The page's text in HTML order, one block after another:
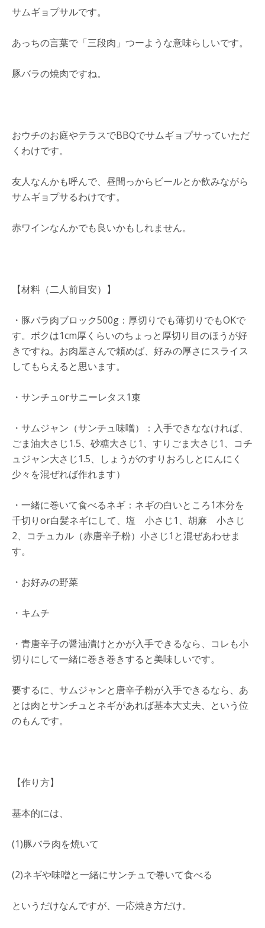
サムギョプサルです。
あっちの言葉で「三段肉」つーような意味らしいです。
豚バラの焼肉ですね。
おウチのお庭やテラスでBBQでサムギョプサっていただ
くわけです。
友人なんかも呼んで、昼間っからビールとか飲みながら
サムギョプサるわけです。
赤ワインなんかでも良いかもしれません。
【材料（二人前目安）】
・豚バラ肉ブロック500g：厚切りでも薄切りでもOKで
す。ボクは1cm厚くらいのちょっと厚切り目のほうが好
きですね。お肉屋さんで頼めば、好みの厚さにスライス
してもらえると思います。
・サンチュorサニーレタス1束
・サムジャン（サンチュ味噌）：入手できななければ、
ごま油大さじ1.5、砂糖大さじ1、すりごま大さじ1、コチ
ュジャン大さじ1.5、しょうがのすりおろしとにんにく
少々を混ぜれば作れます）
・一緒に巻いて食べるネギ：ネギの白いところ1本分を
千切りor白髪ネギにして、塩 小さじ1、胡麻 小さじ
2、コチュカル（赤唐辛子粉）小さじ1と混ぜあわせま
す。
・お好みの野菜
・キムチ
・青唐辛子の醤油漬けとかが入手できるなら、コレも小
切りにして一緒に巻き巻きすると美味しいです。
要するに、サムジャンと唐辛子粉が入手できるなら、あ
とは肉とサンチュとネギがあれば基本大丈夫、という位
のもんです。
【作り方】
基本的には、
(1)豚バラ肉を焼いて
(2)ネギや味噌と一緒にサンチュで巻いて食べる
というだけなんですが、一応焼き方だけ。